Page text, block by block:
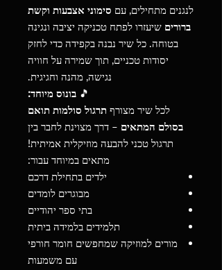
לנגנים מתחילים, עם סימוני אצבעות וקשת
ברורים שיעזרו לפתח טכניקה יציבה ונגינה
בטוחה. כל שיר נבנה בקפידה כדי לחזק
יסודות טכניים, תוך שמירה על חוויה
נגישה, מהנה וחגיגית.
🎵 בונוס מיוחד:
לכל שיר מצורף תרגול סולמות תואם
בסולם המתאים – דרך מצוינת לחבר בין
תרגול טכני להבעה מוזיקלית אמיתית!
מתאים במיוחד עבור:
ילדים בתחילת דרכם
מבוגרים לומדים
בתי ספר יהודיים
תלמידים בלמידה ביתית
מורים למוזיקה שמחפשים חומר חורפי
עם משמעות